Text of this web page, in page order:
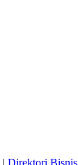
| Direktori Bisnis